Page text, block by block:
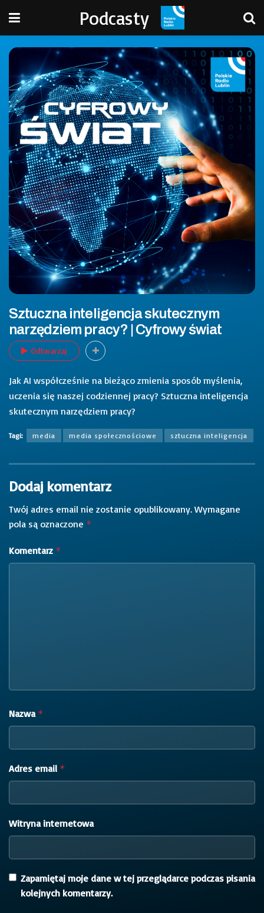
Podcasty
Sztuczna inteligencja skutecznym
narzędziem pracy? | Cyfrowy świat
Odtwarzaj
Jak AI współcześnie na bieżąco zmienia sposób myślenia,
uczenia się naszej codziennej pracy? Sztuczna inteligencja
skutecznym narzędziem pracy?
Tagi: media media społecznościowe sztuczna inteligencja
Dodaj komentarz
Twój adres email nie zostanie opublikowany. Wymagane
pola są oznaczone *
Komentarz *
Nazwa *
Adres email *
Witryna internetowa
Zapamiętaj moje dane w tej przeglądarce podczas pisania
kolejnych komentarzy.